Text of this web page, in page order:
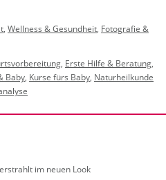
, Wellness & Gesundheit, Fotografie &
, Erste Hilfe & Beratung,
Baby, Kurse fürs Baby, Naturheilkunde
im neuen Look